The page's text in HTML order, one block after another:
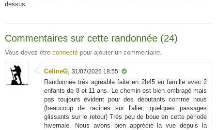
dessus.
Commentaires sur cette randonnée (24)
Vous devez être connecté pour ajouter un commentaire.
CelineG, 31/07/2026 18:55
Randonnée très agréable faite en 2h45 en famille avec 2
enfants de 8 et 11 ans. Le chemin est bien ombragé mais
pas toujours évident pour des débutants comme nous
(beaucoup de racines sur l'aller, quelques passages
glissants sur le retour) Très peu de boue en cette période
hivernale. Nous avons bien apprécié la vue depuis la